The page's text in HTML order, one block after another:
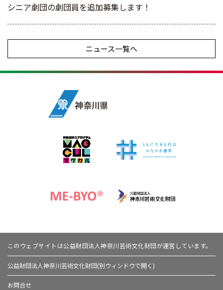
シニア劇団の劇団員を追加募集します！
ニュース一覧へ
このウェブサイトは公益財団法人神奈川芸術文化財団が運営しています。
公益財団法人神奈川芸術文化財団(別ウィンドウで開く)
お問合せ